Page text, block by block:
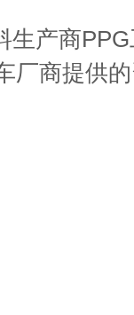
生产商
厂商提供